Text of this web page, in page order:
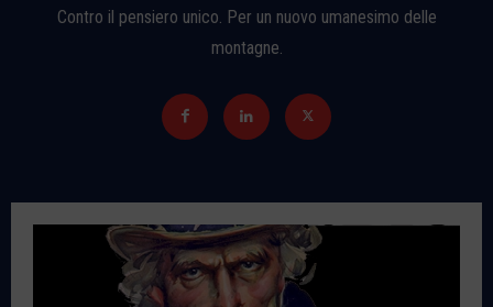
Contro il pensiero unico. Per un nuovo umanesimo delle
montagne.